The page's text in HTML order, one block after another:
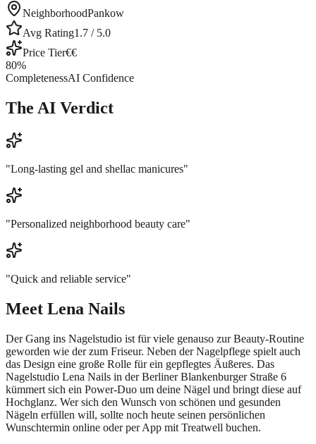
NeighborhoodPankow
Avg Rating1.7 / 5.0
Price Tier€€
80%
CompletenessAI Confidence
The AI Verdict
"Long-lasting gel and shellac manicures"
"Personalized neighborhood beauty care"
"Quick and reliable service"
Meet Lena Nails
Der Gang ins Nagelstudio ist für viele genauso zur Beauty-Routine
geworden wie der zum Friseur. Neben der Nagelpflege spielt auch
das Design eine große Rolle für ein gepflegtes Äußeres. Das
Nagelstudio Lena Nails in der Berliner Blankenburger Straße 6
kümmert sich ein Power-Duo um deine Nägel und bringt diese auf
Hochglanz. Wer sich den Wunsch von schönen und gesunden
Nägeln erfüllen will, sollte noch heute seinen persönlichen
Wunschtermin online oder per App mit Treatwell buchen.